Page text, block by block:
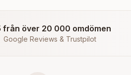
från över 20 000 omdömen
Google Reviews & Trustpilot